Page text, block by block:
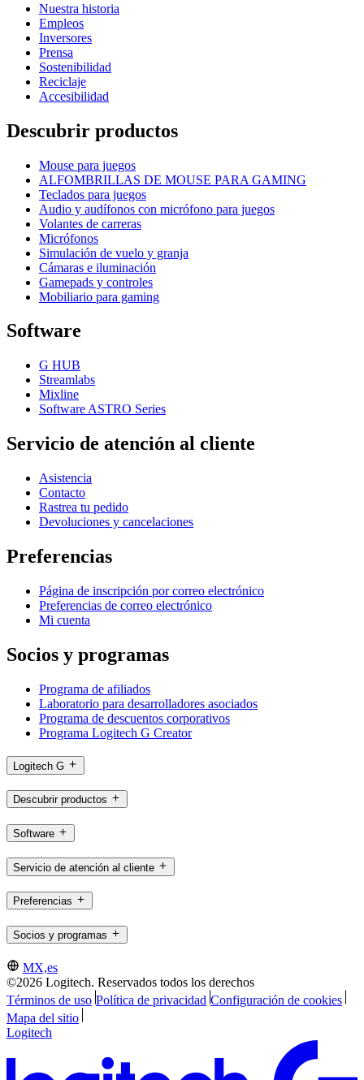
Nuestra historia
Empleos
Inversores
Prensa
Sostenibilidad
Reciclaje
Accesibilidad
Descubrir productos
Mouse para juegos
ALFOMBRILLAS DE MOUSE PARA GAMING
Teclados para juegos
Audio y audífonos con micrófono para juegos
Volantes de carreras
Micrófonos
Simulación de vuelo y granja
Cámaras e iluminación
Gamepads y controles
Mobiliario para gaming
Software
G HUB
Streamlabs
Mixline
Software ASTRO Series
Servicio de atención al cliente
Asistencia
Contacto
Rastrea tu pedido
Devoluciones y cancelaciones
Preferencias
Página de inscripción por correo electrónico
Preferencias de correo electrónico
Mi cuenta
Socios y programas
Programa de afiliados
Laboratorio para desarrolladores asociados
Programa de descuentos corporativos
Programa Logitech G Creator
Logitech G
Descubrir productos
Software
Servicio de atención al cliente
Preferencias
Socios y programas
MX,es
©2026 Logitech. Reservados todos los derechos
Términos de uso Política de privacidad Configuración de cookies
Mapa del sitio
Logitech